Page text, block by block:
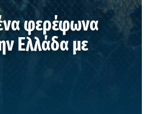
φερέφωνα
Ελλάδα με